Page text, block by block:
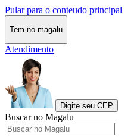
Pular para o conteudo principal
Tem no magalu
Atendimento
Digite seu CEP
Buscar no Magalu